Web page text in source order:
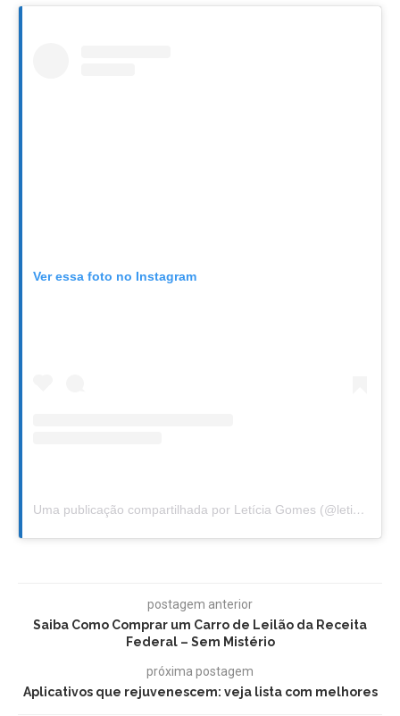
Ver essa foto no Instagram
Uma publicação compartilhada por Letícia Gomes (@leticiafgomes)
postagem anterior
Saiba Como Comprar um Carro de Leilão da Receita
Federal – Sem Mistério
próxima postagem
Aplicativos que rejuvenescem: veja lista com melhores